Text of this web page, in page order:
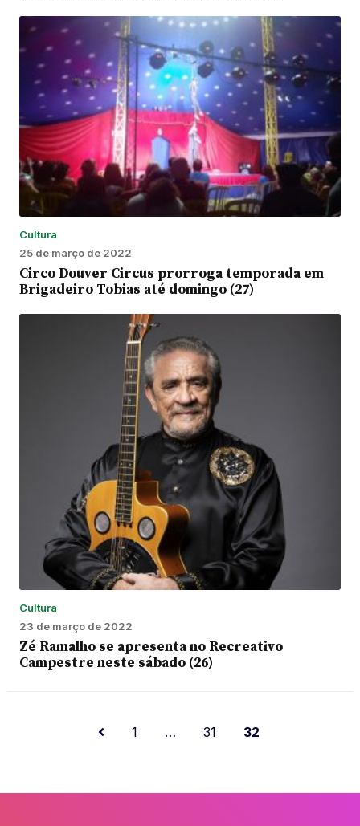
Cultura
25 de março de 2022
Circo Douver Circus prorroga temporada em
Brigadeiro Tobias até domingo (27)
Cultura
23 de março de 2022
Zé Ramalho se apresenta no Recreativo
Campestre neste sábado (26)
1 … 31 32